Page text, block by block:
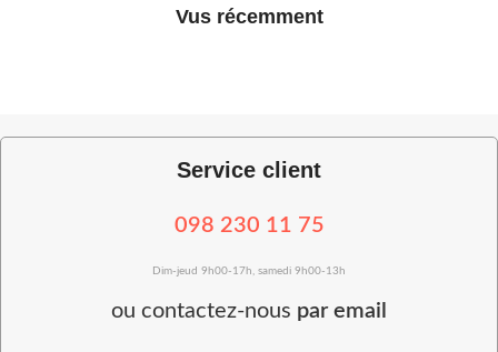
Vus récemment
Service client
098 230 11 75
Dim-jeud 9h00-17h, samedi 9h00-13h
ou contactez-nous par email